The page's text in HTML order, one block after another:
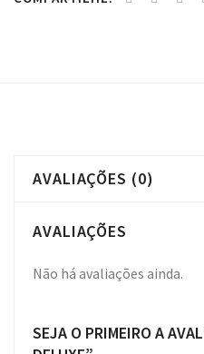
AVALIAÇÕES (0)
AVALIAÇÕES
Não há avaliações ainda.
SEJA O PRIMEIRO A